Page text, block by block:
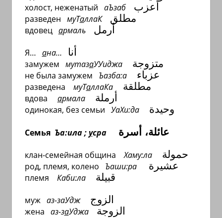
холост, неженатый аЪзаб أعزب
разведен муТаллаК مطلق
вдовец армаль أرمل
Я… ана… أنا
замужем мутазаУУиджа متزوجة
не была замужем Ъазба:а عزباء
разведена муТаллаКа مطلقة
вдова армала أرملة
одинокая, без семьи УаХи:да وحيدة
Семья Ъа:ила ;усра عائلة، أسرة
клан-семейная общинаХаму:ла حمولة
род, племя, колено Ъаши:ра عشيرة
племя Каби:ла قبيلة
муж аз-заУдж الزوج
жена аз-заУджа الزوجة